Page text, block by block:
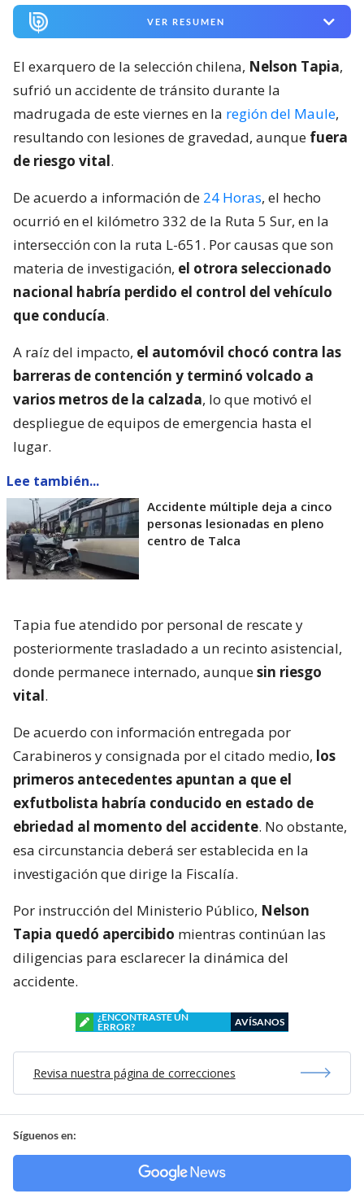
VER RESUMEN
El exarquero de la selección chilena, Nelson Tapia,
sufrió un accidente de tránsito durante la
madrugada de este viernes en la región del Maule,
resultando con lesiones de gravedad, aunque fuera
de riesgo vital.
De acuerdo a información de 24 Horas, el hecho
ocurrió en el kilómetro 332 de la Ruta 5 Sur, en la
intersección con la ruta L-651. Por causas que son
materia de investigación, el otrora seleccionado
nacional habría perdido el control del vehículo
que conducía.
A raíz del impacto, el automóvil chocó contra las
barreras de contención y terminó volcado a
varios metros de la calzada, lo que motivó el
despliegue de equipos de emergencia hasta el
lugar.
Lee también...
Accidente múltiple deja a cinco
personas lesionadas en pleno
centro de Talca
Tapia fue atendido por personal de rescate y
posteriormente trasladado a un recinto asistencial,
donde permanece internado, aunquesin riesgo
vital.
De acuerdo con información entregada por
Carabineros y consignada por el citado medio, los
primeros antecedentes apuntan a que el
exfutbolista habría conducido en estado de
ebriedad al momento del accidente. No obstante,
esa circunstancia deberá ser establecida en la
investigación que dirige la Fiscalía.
Por instrucción del Ministerio Público, Nelson
Tapia quedó apercibido mientras continúan las
diligencias para esclarecer la dinámica del
accidente.
¿ENCONTRASTE UN
ERROR?
AVÍSANOS
Revisa nuestra página de correcciones
Síguenos en: